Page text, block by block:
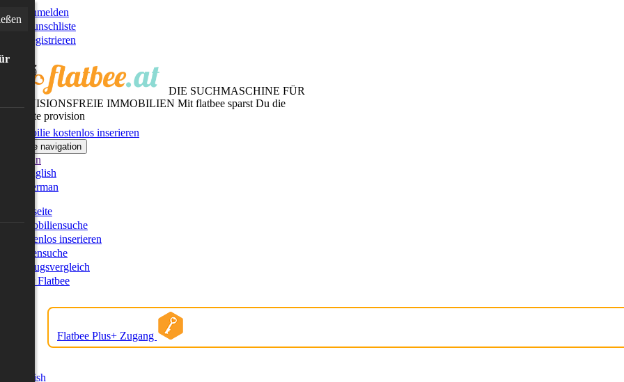
Anmelden
Wunschliste
Registrieren
DIE SUCHMASCHINE FÜR
PROVISIONSFREIE IMMOBILIEN Mit flatbee sparst Du die
gesamte provision
Immobilie kostenlos inserieren
Toggle navigation
German
English
German
Startseite
Immobiliensuche
Kostenlos inserieren
Kartensuche
Umzugsvergleich
Über Flatbee
Flatbee Plus+ Zugang
English